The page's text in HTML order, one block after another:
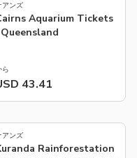
アンズ
Aquarium Tickets
ら
43.41
アンズ
Rainforestation